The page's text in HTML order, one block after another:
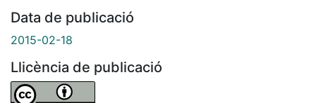
Data de publicació
2015-02-18
Llicència de publicació